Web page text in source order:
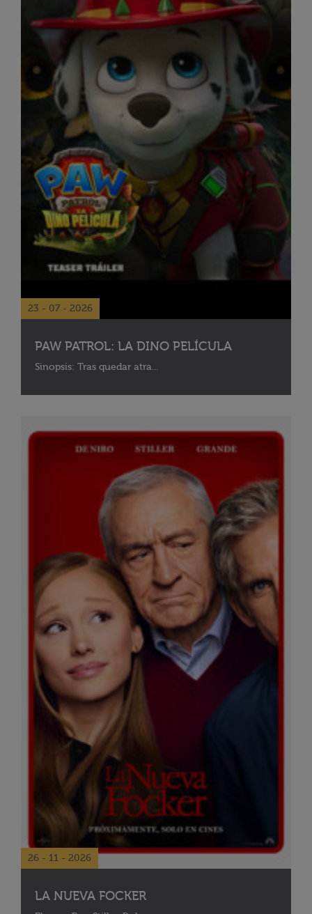
23 - 07 - 2026
PAW PATROL: LA DINO PELÍCULA
Sinopsis: Tras quedar atra...
26 - 11 - 2026
LA NUEVA FOCKER